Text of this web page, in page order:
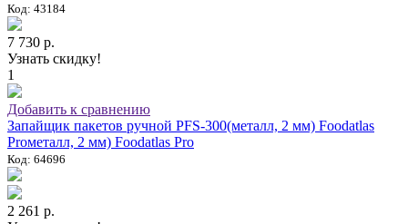
Код: 43184
7 730 р.
Узнать скидку!
1
Добавить к сравнению
Запайщик пакетов ручной PFS-300(металл, 2 мм) Foodatlas
Proметалл, 2 мм) Foodatlas Pro
Код: 64696
2 261 р.